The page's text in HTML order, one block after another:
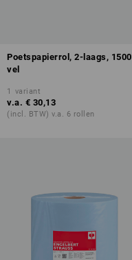
Poetspapierrol, 2-laags, 1500
vel
1 variant
v.a. € 30,13
(incl. BTW) v.a. 6 rollen